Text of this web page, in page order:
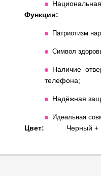
Функции:
Патриотизм
Символ
Наличие
телефона;
Надёжная
Идеальная
Цвет: Черный +